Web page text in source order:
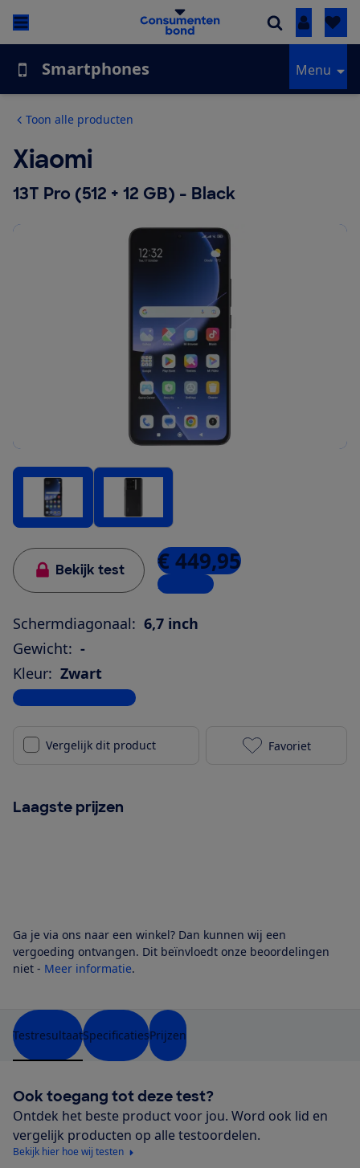
Inloggen
Smartphones Menu
Toon alle producten
Xiaomi
13T Pro (512 + 12 GB) - Black
Bekijk test € 449,95
2 winkels
Schermdiagonaal: 6,7 inch
Gewicht: -
Kleur: Zwart
Bekijk alle specificaties
Vergelijk dit product Xiaomi 13T
Favoriet
Laagste prijzen
Ga je via ons naar een winkel? Dan kunnen wij een
vergoeding ontvangen. Dit beïnvloedt onze beoordelingen
niet - Meer informatie.
TestresultaatSpecificatiesPrijzen
Ook toegang tot deze test?
Ontdek het beste product voor jou. Word ook lid en
vergelijk producten op alle testoordelen.
Bekijk hier hoe wij testen